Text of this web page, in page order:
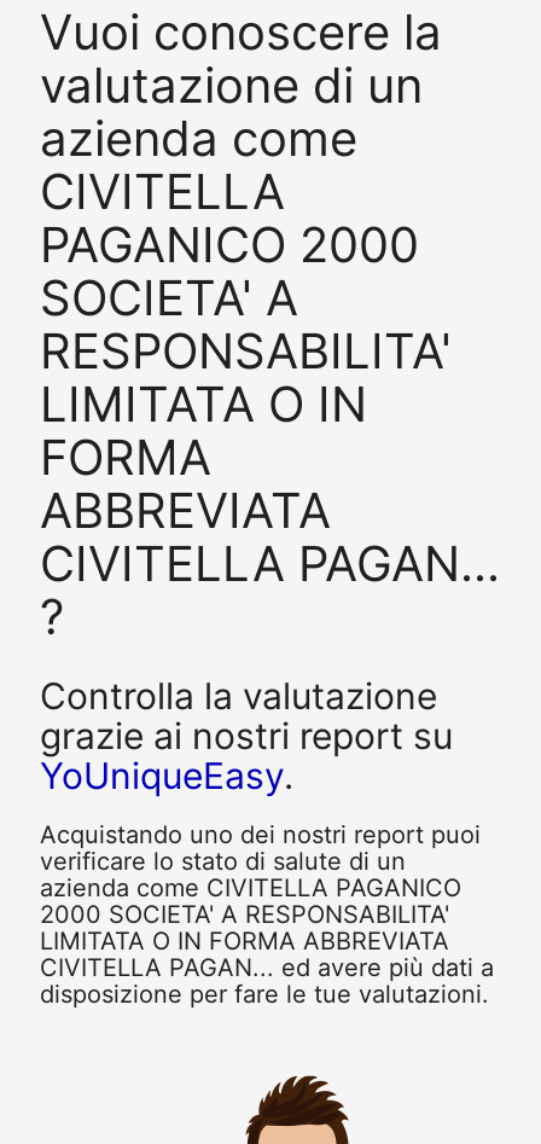
Vuoi conoscere la
valutazione di un
azienda come
CIVITELLA
PAGANICO 2000
SOCIETA' A
RESPONSABILITA'
LIMITATA O IN
FORMA
ABBREVIATA
CIVITELLA PAGAN...
?
Controlla la valutazione
grazie ai nostri report su
YoUniqueEasy.
Acquistando uno dei nostri report puoi
verificare lo stato di salute di un
azienda come CIVITELLA PAGANICO
2000 SOCIETA' A RESPONSABILITA'
LIMITATA O IN FORMA ABBREVIATA
CIVITELLA PAGAN... ed avere più dati a
disposizione per fare le tue valutazioni.